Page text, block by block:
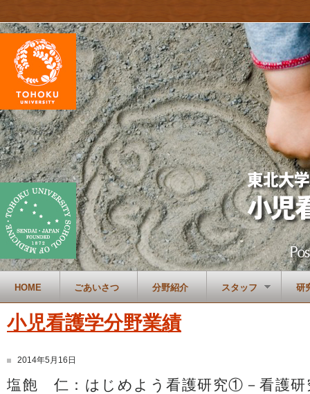
HOME ごあいさつ 分野紹介 スタッフ 研
小児看護学分野業績
2014年5月16日
塩飽 仁：はじめよう看護研究①－看護研